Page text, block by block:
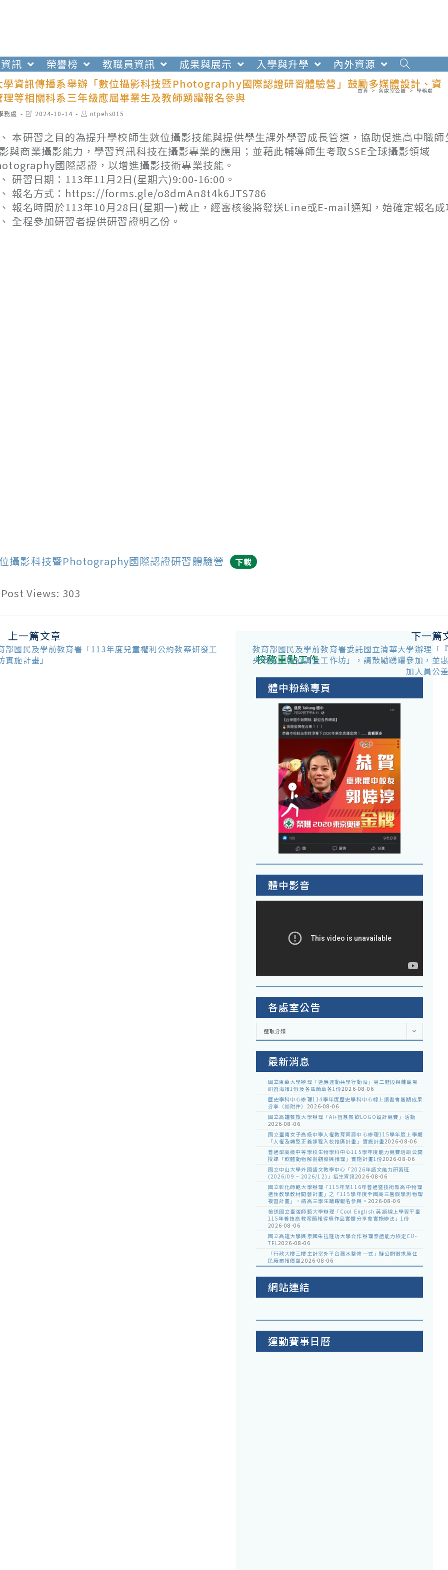
訊 榮譽榜 教職員資訊 成果與展示 入學與升學
內外資源
學資訊傳播系舉辦「數位攝影科技暨Photography國際認證研習體驗營」鼓勵多媒體設計、資
等相關科系三年級應屆畢業生及教師踴躍報名參與
首頁 > 各處室公告 > 學務處
務處
Post2024-10-14
Post
author:
ntpehs015
本研習之目的為提升學校師生數位攝影技能與提供學生課外學習成長管道，協助促進高中職
與商業攝影能力，學習資訊科技在攝影專業的應用；並藉此輔導師生考取SSE全球攝影領域
國際認證，以增進攝影技術專業技能。
研習日期：113年11月2日(星期六)9:00-16:00。
報名方式：https://forms.gle/o8dmAn8t4k6JTS786
報名時間於113年10月28日(星期一)截止，經審核後將發送Line或E-mail通知，始確定報名
全程參加研習者提供研習證明乙份。
攝影科技暨Photography國際認證研習體驗營 下載
Post Views: 303
上一篇文章
部國民及學前教育署「113年度兒童權利公約教案研發工
實施計畫」
下一篇
教育部國民及學前教育署委託國立清華大學辦理「
央市場』味道調查工作坊」，請鼓勵踴躍參加，並
加人員公
校務重點工作
體中粉絲專頁
體中影音
各處室公告
各
室
選取分類
最新消息
國立東華大學辦理「適應運動共學行動站」第二階段與離島場
研習海報1份及各區簡章各1份2026-08-06
歷史學科中心辦理114學年度歷史學科中心線上讀書會暑期成果
分享（如附件） 2026-08-06
國立高雄餐旅大學辦理「AI+智慧餐飲LOGO設計競賽」活動
2026-08-06
國立臺南女子高級中學人權教育資源中心辦理115學年度上學期
「人權及轉型正義課程入校推廣計畫」實施計畫2026-08-06
普通型高級中等學校生物學科中心115學年度能力競賽培訓公開
授課「軟體動物解剖觀察與推理」實施計畫1份2026-08-06
國立中山大學外國語文教學中心「2026年語文能力研習班
(2026/09 ~ 2026/12)」招生資訊2026-08-06
國立彰化師範大學辦理「115年至116年普通暨技術型高中物理
適性教學教材開發計畫」之「115學年度全國高三暑假學測物理
複習計畫」，請高三學生踴躍報名參與。 2026-08-06
檢送國立臺灣師範大學辦理「Cool English 英語線上學習平臺
115年普技高教案簡報得獎作品實體分享會實施辦法」1份
2026-08-06
國立高雄大學與泰國朱拉隆功大學合作辦理泰語能力檢定CU-
TFL2026-08-06
「行政大樓三樓主計室外平台漏水整修一式」擬公開徵求原住
民廠商報價單2026-08-06
網站連結
運動賽事日曆